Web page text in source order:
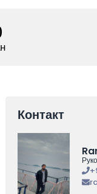
Контакт